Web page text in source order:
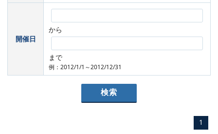
開催日
から
まで
例：2012/1/1～2012/12/31
1